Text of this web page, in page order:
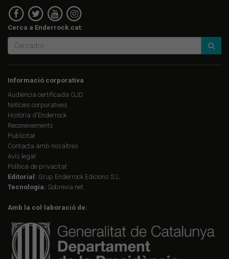
Cerca a Enderrock.cat:
Informació corporativa
Audiència certificada OJD
Notícies corporatives
Història d'Enderrock
Reconeixements
Publicitat
Contacta amb nosaltres
Avís legal
Política de privacitat
Editorial: Grup Enderrock Edicions S.L.
Tecnologia: Sobrevia.net
Amb la col·laboració de: